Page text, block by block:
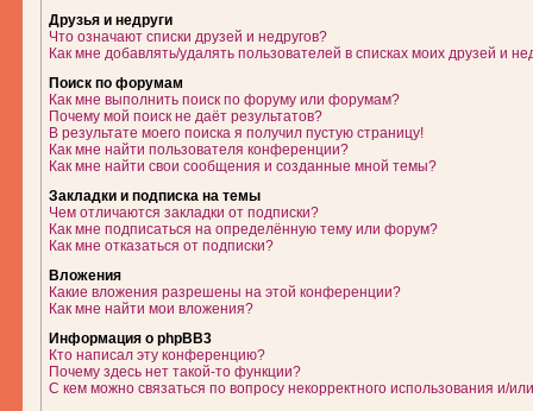
Друзья и недруги
Что означают списки друзей и недругов?
Как мне добавлять/удалять пользователей в списках моих друзей и
Поиск по форумам
Как мне выполнить поиск по форуму или форумам?
Почему мой поиск не даёт результатов?
В результате моего поиска я получил пустую страницу!
Как мне найти пользователя конференции?
Как мне найти свои сообщения и созданные мной темы?
Закладки и подписка на темы
Чем отличаются закладки от подписки?
Как мне подписаться на определённую тему или форум?
Как мне отказаться от подписки?
Вложения
Какие вложения разрешены на этой конференции?
Как мне найти мои вложения?
Информация о phpBB3
Кто написал эту конференцию?
Почему здесь нет такой-то функции?
С кем можно связаться по вопросу некорректного использования и/